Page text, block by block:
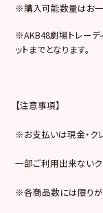
※購入可能数量はお一
※AKB48劇場トレーデ
ットまでとなります。
【注意事項】
※お支払いは現金・ク
一部ご利用出来ないク
※各商品数には限りが